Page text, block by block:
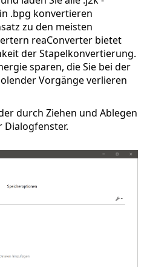
.bpg konvertieren
zu den meisten
reaConverter bietet
der Stapelkonvertierung.
sparen, die Sie bei der
Vorgänge verlieren
durch Ziehen und Ablegen
Dialogfenster.